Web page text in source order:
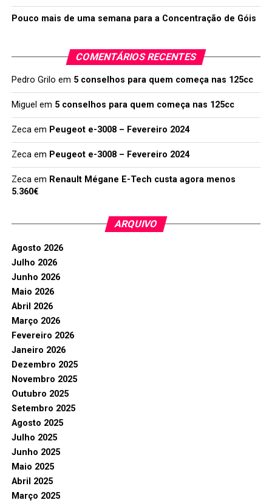
Pouco mais de uma semana para a Concentração de Góis
COMENTÁRIOS RECENTES
Pedro Grilo em 5 conselhos para quem começa nas 125cc
Miguel em 5 conselhos para quem começa nas 125cc
Zecaem Peugeot e-3008 – Fevereiro 2024
Zecaem Peugeot e-3008 – Fevereiro 2024
Zecaem Renault Mégane E-Tech custa agora menos
5.360€
ARQUIVO
Agosto 2026
Julho 2026
Junho 2026
Maio 2026
Abril 2026
Março 2026
Fevereiro 2026
Janeiro 2026
Dezembro 2025
Novembro 2025
Outubro 2025
Setembro 2025
Agosto 2025
Julho 2025
Junho 2025
Maio 2025
Abril 2025
Março 2025